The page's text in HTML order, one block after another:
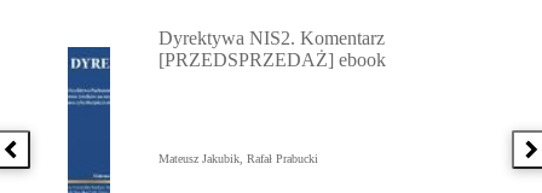
Poprzednia książka
Dyrektywa NIS2. Komentarz
[PRZEDSPRZEDAŻ] ebook
Mateusz Jakubik, Rafał Prabucki